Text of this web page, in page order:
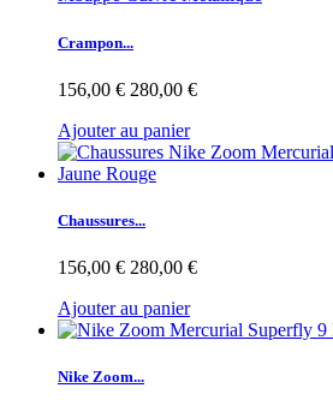
Crampon...
156,00 € 280,00 €
Ajouter au panier
Chaussures...
156,00 € 280,00 €
Ajouter au panier
Nike Zoom...